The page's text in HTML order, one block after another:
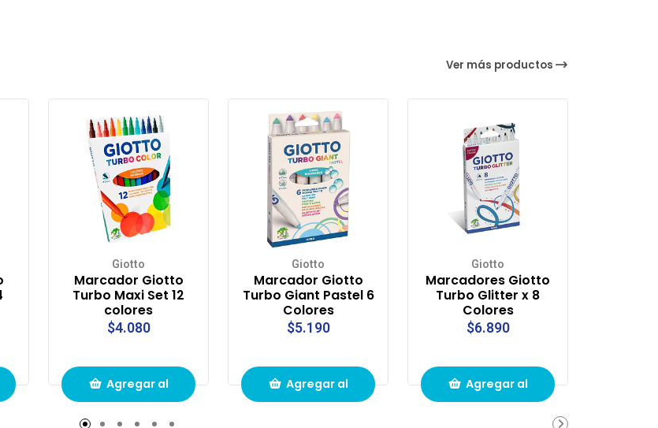
Ver más productos
Giotto
Marcador Giotto
Turbo Maxi Set 12
colores
$4.080
Agregar al
carrito de
Giotto
Marcador Giotto
Turbo Giant Pastel 6
Colores
$5.190
Agregar al
Giotto
Marcadores Giotto
Turbo Glitter x 8
Colores
$6.890
Agregar al